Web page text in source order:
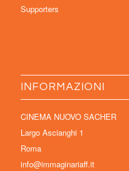
Supporters
INFORMAZIONI
CINEMA NUOVO SACHER
Largo Ascianghi 1
Roma
info@immaginariaff.it